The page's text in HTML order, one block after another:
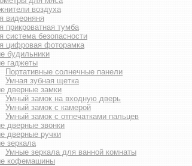
воздуха
видеоняня
прикроватная тумба
система безопасности
цифровая фоторамка
будильники
гаджеты
Портативные солнечные панели
Умная зубная щетка
дверные замки
Умный замок на входную дверь
Умный замок с камерой
Умный замок с отпечатками пальцев
дверные звонки
дверные ручки
зеркала
Умные зеркала для ванной комнаты
кофемашины